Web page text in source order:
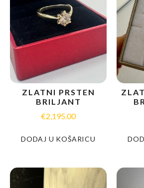
ZLATNI PRSTEN
BRILJANT
€2,195.00
DODAJ U KOŠARICU